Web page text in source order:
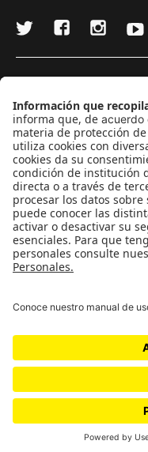
CONTÁCTANOS
BOGOTÁ, COLOMBIA
NEWSLETTER